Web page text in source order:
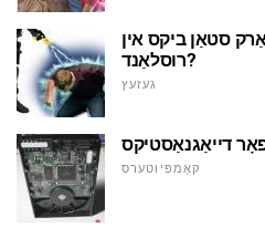
סטאַן ביקס אין
רוסלאַנד?
געזעץ
פאָר דייאַגנאַסטיקס
קאָמפּיוטערס